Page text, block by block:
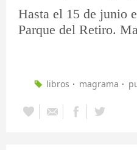
Hasta el 15 de junio
Parque del Retiro.
libros magrama